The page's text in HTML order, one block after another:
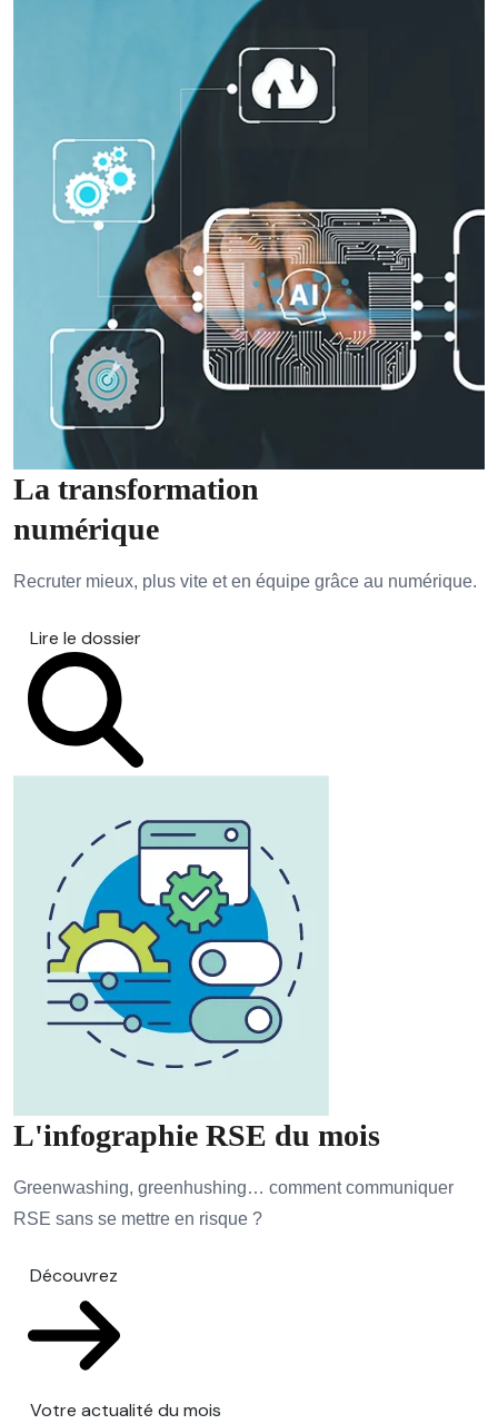
La transformation
numérique
Recruter mieux, plus vite et en équipe grâce au numérique.
Lire le dossier
L'infographie RSE du mois
Greenwashing, greenhushing… comment communiquer
RSE sans se mettre en risque ?
Découvrez
Votre actualité du mois